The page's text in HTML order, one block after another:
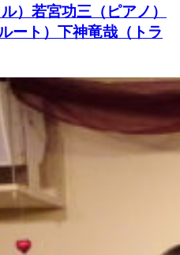
）若宮功三（ピアノ）
ート）下神竜哉（トラ